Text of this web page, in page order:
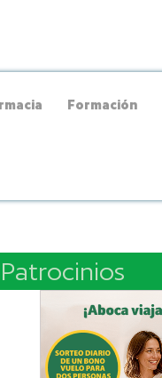
Formación
Patrocinios